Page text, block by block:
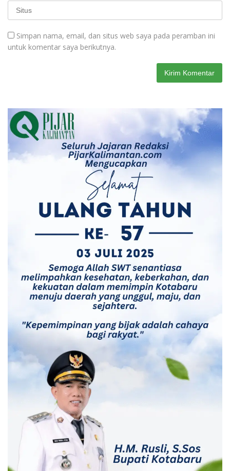
Simpan nama, email, dan situs web saya pada peramban ini
untuk komentar saya berikutnya.